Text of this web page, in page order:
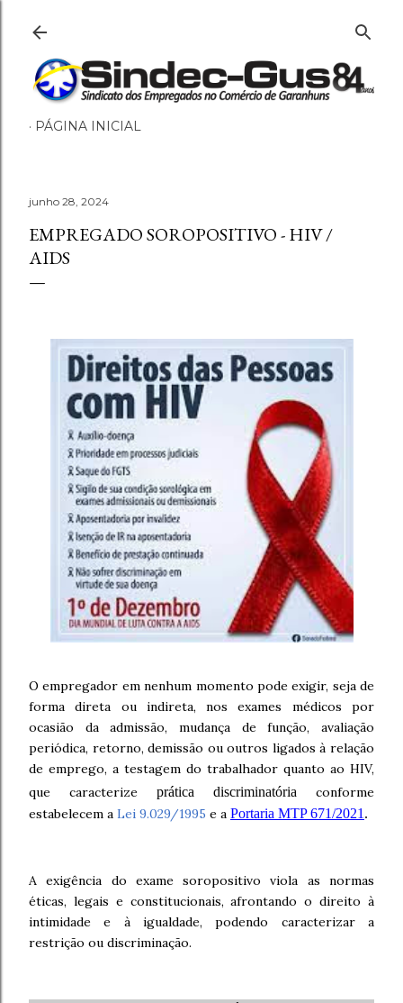
PÁGINA INICIAL
junho 28, 2024
EMPREGADO SOROPOSITIVO - HIV /
AIDS
O empregador em nenhum momento pode exigir, seja de
forma direta ou indireta, nos exames médicos por
ocasião da admissão, mudança de função, avaliação
periódica, retorno, demissão ou outros ligados à relação
de emprego, a testagem do trabalhador quanto ao HIV,
que caracterize prática discriminatória conforme
estabelecem a Lei 9.029/1995 e a Portaria MTP 671/2021 .
A exigência do exame soropositivo viola as normas
éticas, legais e constitucionais, afrontando o direito à
intimidade e à igualdade, podendo caracterizar a
restrição ou discriminação.